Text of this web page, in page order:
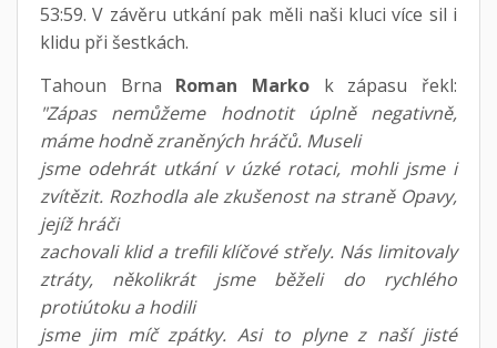
53:59. V závěru utkání pak měli naši kluci více sil i
klidu při šestkách.
Tahoun Brna Roman Marko k zápasu řekl:
"Zápas nemůžeme hodnotit úplně negativně,
máme hodně zraněných hráčů. Museli
jsme odehrát utkání v úzké rotaci, mohli jsme i
zvítězit. Rozhodla ale zkušenost na straně Opavy,
jejíž hráči
zachovali klid a trefili klíčové střely. Nás limitovaly
ztráty, několikrát jsme běželi do rychlého
protiútoku a hodili
jsme jim míč zpátky. Asi to plyne z naší jisté